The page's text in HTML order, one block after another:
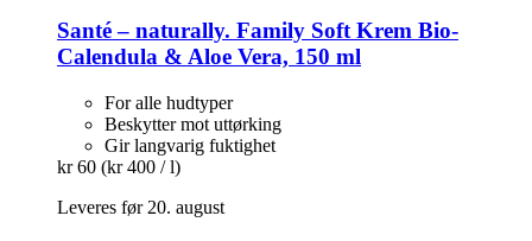
Santé – naturally. Family Soft Krem Bio-​
Calendula & Aloe Vera, 150 ml
For alle hudtyper
Beskytter mot uttørking
Gir langvarig fuktighet
kr 60 (kr 400 / l)
Leveres før 20. august